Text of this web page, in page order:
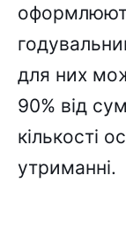
для них
90% від
кількості
утриманні.